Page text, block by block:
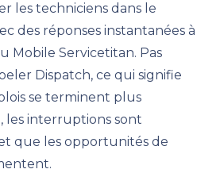
les techniciens dans le
des réponses instantanées à
Mobile Servicetitan. Pas
Dispatch, ce qui signifie
se terminent plus
les interruptions sont
que les opportunités de